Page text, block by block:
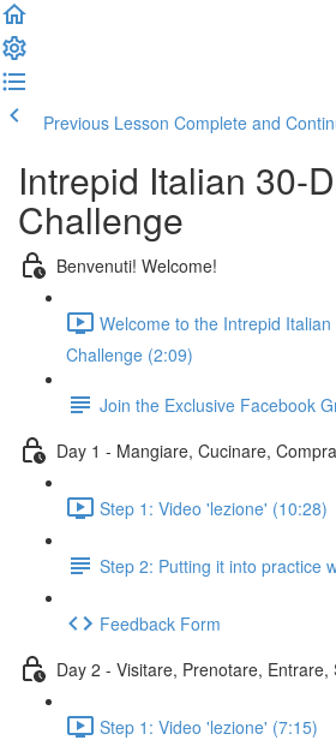
Previous Lesson Complete and
Intrepid Italian 30-
Challenge
Benvenuti! Welcome!
Welcome to the Intrepid
Challenge (2:09)
Join the Exclusive Facebook
Day 1 - Mangiare, Cucinare,
Step 1: Video 'lezione' (10:28)
Step 2: Putting it into practice
Feedback Form
Day 2 - Visitare, Prenotare, Entrare,
Step 1: Video 'lezione' (7:15)